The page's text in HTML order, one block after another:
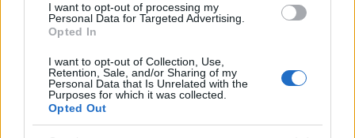
I want to opt-out of processing my
Personal Data for Targeted Advertising.
Opted In
I want to opt-out of Collection, Use,
Retention, Sale, and/or Sharing of my
Personal Data that Is Unrelated with the
Purposes for which it was collected.
Opted Out
Ακολουθήστε τοinsider.gr στο Google News
και μάθετε
πρώτοι όλες τιςειδήσειςαπό την Ελλάδα και τον κόσμο.